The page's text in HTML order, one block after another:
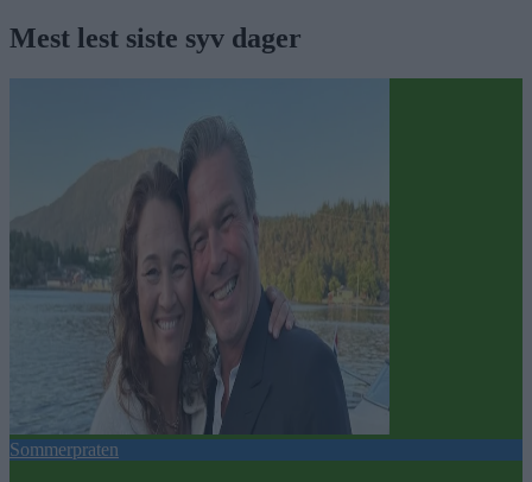
Mest lest siste syv dager
Sommerpraten